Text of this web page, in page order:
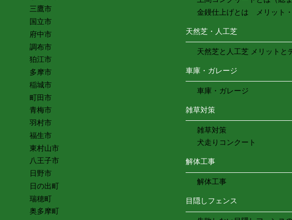
三鷹市
国立市
府中市
調布市
狛江市
多摩市
稲城市
町田市
青梅市
羽村市
福生市
東村山市
八王子市
日野市
日の出町
瑞穂町
奥多摩町
金鏝仕上げとは メリット
天然芝・人工芝
天然芝と人工芝 メリットと
車庫・ガレージ
車庫・ガレージ
雑草対策
雑草対策
犬走りコンクート
解体工事
解体工事
目隠しフェンス